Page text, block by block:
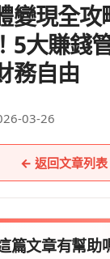
變現全
5大賺錢
務自由
03-26
← 返回文章列表
篇文章有幫助